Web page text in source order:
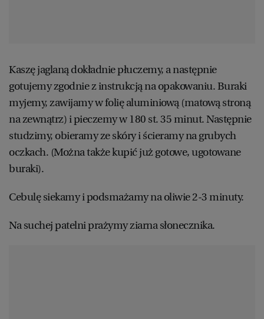
Kaszę jaglaną dokładnie płuczemy, a następnie
gotujemy zgodnie z instrukcją na opakowaniu. Buraki
myjemy, zawijamy w folię aluminiową (matową stroną
na zewnątrz) i pieczemy w 180 st. 35 minut. Następnie
studzimy, obieramy ze skóry i ścieramy na grubych
oczkach. (Można także kupić już gotowe, ugotowane
buraki).
Cebulę siekamy i podsmażamy na oliwie 2-3 minuty.
Na suchej patelni prażymy ziarna słonecznika.